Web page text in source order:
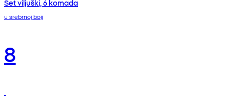
Set viljuški, 6 komada
u srebrnoj boji
8